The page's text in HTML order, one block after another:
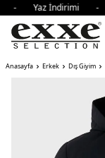
- Yaz
Anasayfa Erkek Dış Giyim